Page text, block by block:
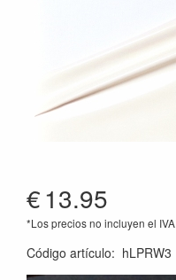
€13.95
*Los precios no incluyen el IVA
Código artículo: hLPRW3